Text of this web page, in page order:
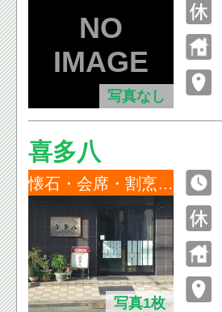
写真なし
喜多八
懐石・会席・割烹・小料理
写真1枚